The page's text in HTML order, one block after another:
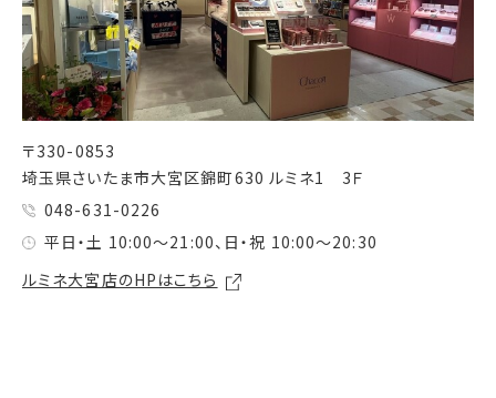
〒330-0853
埼玉県さいたま市大宮区錦町630 ルミネ1 3Ｆ
048-631-0226
平日・土 10:00～21:00、日・祝 10:00～20:30
ルミネ大宮店のHPはこちら